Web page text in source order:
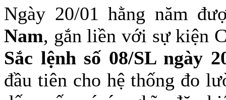
Ngày 20/01 hằng năm
Nam, gắn liền với sự kiện
Sắc lệnh số 08/SL ngày
đầu tiên cho hệ thống đo